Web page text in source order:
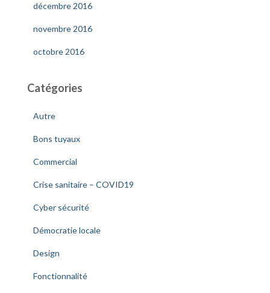
décembre 2016
novembre 2016
octobre 2016
Catégories
Autre
Bons tuyaux
Commercial
Crise sanitaire – COVID19
Cyber sécurité
Démocratie locale
Design
Fonctionnalité